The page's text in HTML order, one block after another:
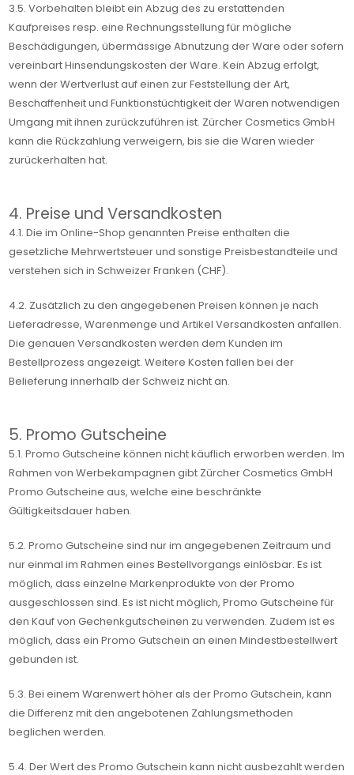
3.5. Vorbehalten bleibt ein Abzug des zu erstattenden
Kaufpreises resp. eine Rechnungsstellung für mögliche
Beschädigungen, übermässige Abnutzung der Ware oder sofern
vereinbart Hinsendungskosten der Ware. Kein Abzug erfolgt,
wenn der Wertverlust auf einen zur Feststellung der Art,
Beschaffenheit und Funktionstüchtigkeit der Waren notwendigen
Umgang mit ihnen zurückzuführen ist. Zürcher Cosmetics GmbH
kann die Rückzahlung verweigern, bis sie die Waren wieder
zurückerhalten hat.
4. Preise und Versandkosten
4.1. Die im Online-Shop genannten Preise enthalten die
gesetzliche Mehrwertsteuer und sonstige Preisbestandteile und
verstehen sich in Schweizer Franken (CHF).
4.2. Zusätzlich zu den angegebenen Preisen können je nach
Lieferadresse, Warenmenge und Artikel Versandkosten anfallen.
Die genauen Versandkosten werden dem Kunden im
Bestellprozess angezeigt. Weitere Kosten fallen bei der
Belieferung innerhalb der Schweiz nicht an.
5. Promo Gutscheine
5.1. Promo Gutscheine können nicht käuflich erworben werden. Im
Rahmen von Werbekampagnen gibt Zürcher Cosmetics GmbH
Promo Gutscheine aus, welche eine beschränkte
Gültigkeitsdauer haben.
5.2. Promo Gutscheine sind nur im angegebenen Zeitraum und
nur einmal im Rahmen eines Bestellvorgangs einlösbar. Es ist
möglich, dass einzelne Markenprodukte von der Promo
ausgeschlossen sind. Es ist nicht möglich, Promo Gutscheine für
den Kauf von Gechenkgutscheinen zu verwenden. Zudem ist es
möglich, dass ein Promo Gutschein an einen Mindestbestellwert
gebunden ist.
5.3. Bei einem Warenwert höher als der Promo Gutschein, kann
die Differenz mit den angebotenen Zahlungsmethoden
beglichen werden.
5.4. Der Wert des Promo Gutschein kann nicht ausbezahlt werden